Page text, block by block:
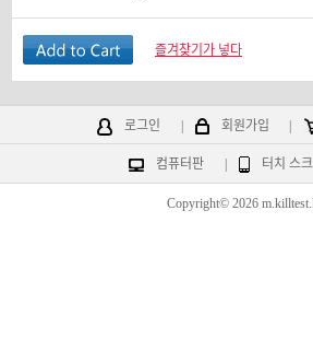
즐겨찾기가 넣다
로그인 회원가입
컴퓨터판 터치 스
Copyright© 2026